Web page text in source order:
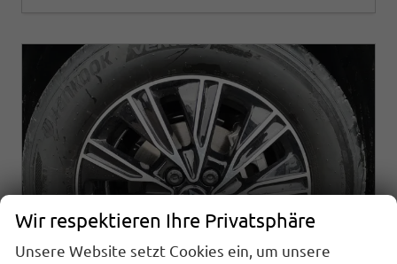
Wir respektieren Ihre Privatsphäre
Unsere Website setzt Cookies ein, um unsere